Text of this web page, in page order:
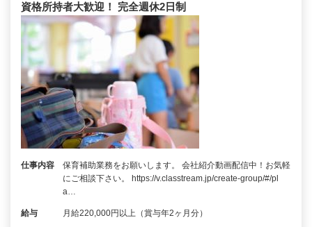
資格所持者大歓迎！ 完全週休2日制
仕事内容
保育補助業務をお願いします。 会社紹介動画配信中！お気軽
にご相談下さい。 https://v.classtream.jp/create-group/#/pl
a…
給与 月給220,000円以上（賞与年2ヶ月分）